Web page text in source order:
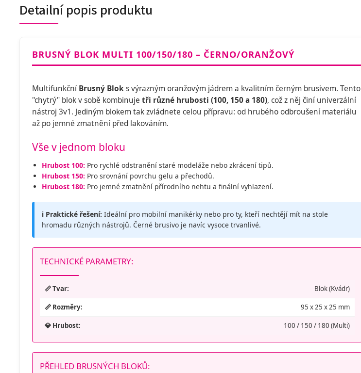
Detailní popis produktu
BRUSNÝ BLOK MULTI 100/150/180 – ČERNO/ORANŽOVÝ
Multifunkční Brusný Bloks výrazným oranžovým jádrem a kvalitním černým brusivem. Tento
"chytrý" blok v sobě kombinuje tři různé hrubosti (100, 150 a 180), což z něj činí univerzální
nástroj 3v1. Jediným blokem tak zvládnete celou přípravu: od hrubého odbroušení materiálu
až po jemné zmatnění před lakováním.
Vše v jednom bloku
Hrubost 100: Pro rychlé odstranění staré modeláže nebo zkrácení tipů.
Hrubost 150: Pro srovnání povrchu gelu a přechodů.
Hrubost 180: Pro jemné zmatnění přírodního nehtu a finální vyhlazení.
ℹ️ Praktické řešení: Ideální pro mobilní manikérky nebo pro ty, kteří nechtějí mít na stole
hromadu různých nástrojů. Černé brusivo je navíc vysoce trvanlivé.
TECHNICKÉ PARAMETRY:
📏 Tvar: Blok (Kvádr)
📏 Rozměry: 95 x 25 x 25 mm
💎 Hrubost: 100 / 150 / 180 (Multi)
PŘEHLED BRUSNÝCH BLOKŮ: